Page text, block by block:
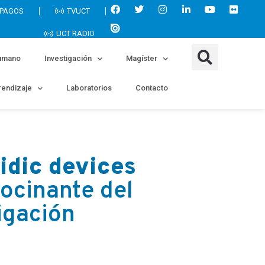
TVUCT
UCT RADIO
Investigación Magíster
Laboratorios Contacto
devices
del